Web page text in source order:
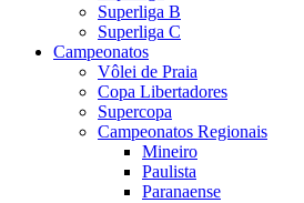
Superliga B
Superliga C
Campeonatos
Vôlei de Praia
Copa Libertadores
Supercopa
Campeonatos Regionais
Mineiro
Paulista
Paranaense